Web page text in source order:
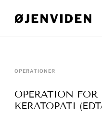
OPERATIONER
OPERATION
KERATOPATI